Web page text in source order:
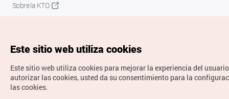
Sobre la KTO
Este sitio web utiliza cookies
Este sitio web utiliza cookies para mejorar la experiencia del
autorizar las cookies, usted da su consentimiento para la
las cookies.